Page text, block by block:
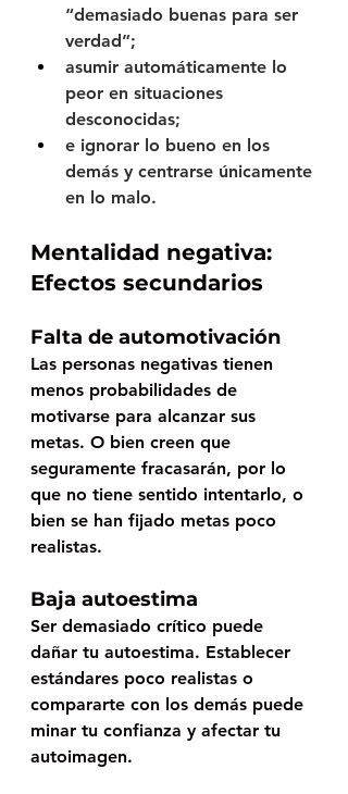
“demasiado buenas para ser
verdad”;
asumir automáticamente lo
peor en situaciones
desconocidas;
e ignorar lo bueno en los
demás y centrarse únicamente
en lo malo.
Mentalidad negativa:
Efectos secundarios
Falta de automotivación
Las personas negativas tienen
menos probabilidades de
motivarse para alcanzar sus
metas. O bien creen que
seguramente fracasarán, por lo
que no tiene sentido intentarlo, o
bien se han fijado metas poco
realistas.
Baja autoestima
Ser demasiado crítico puede
dañar tu autoestima. Establecer
estándares poco realistas o
compararte con los demás puede
minar tu confianza y afectar tu
autoimagen.